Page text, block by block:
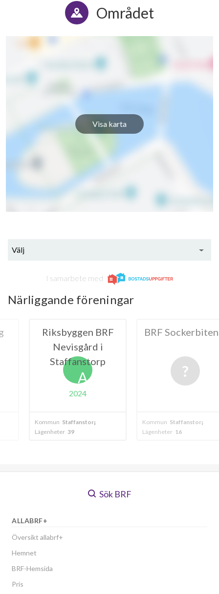
Området
Visa karta
Välj
I samarbete med
Närliggande föreningar
BRF
BRF Sockerbiten 1
Kommun Staffanstorp
Lägenheter
BRF
Kommun
Lägenheter
Sök BRF
ALLABRF+
Översikt allabrf+
Hemnet
BRF-Hemsida
Pris